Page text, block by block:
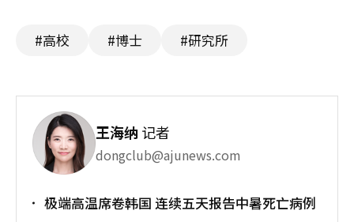
#高校 #博士 #研究所
王海纳 记者
dongclub@ajunews.com
极端高温席卷韩国 连续五天报告中暑死亡病例